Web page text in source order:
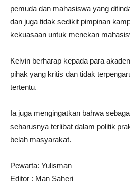
pemuda dan mahasiswa yang
dan juga tidak sedikit pimpinan
kekuasaan untuk menekan
Kelvin berharap kepada para
pihak yang kritis dan tidak
tertentu.
Ia juga mengingatkan bahwa
seharusnya terlibat dalam politik
belah masyarakat.
Pewarta: Yulisman
Editor : Man Saheri